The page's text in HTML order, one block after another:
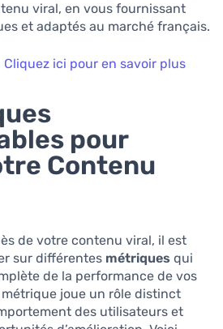
viral, en vous fournissant
et adaptés au marché français.
Cliquez ici pour en savoir plus
pour
Contenu
de votre contenu viral, il est
sur différentes métriques qui
de la performance de vos
joue un rôle distinct
des utilisateurs et